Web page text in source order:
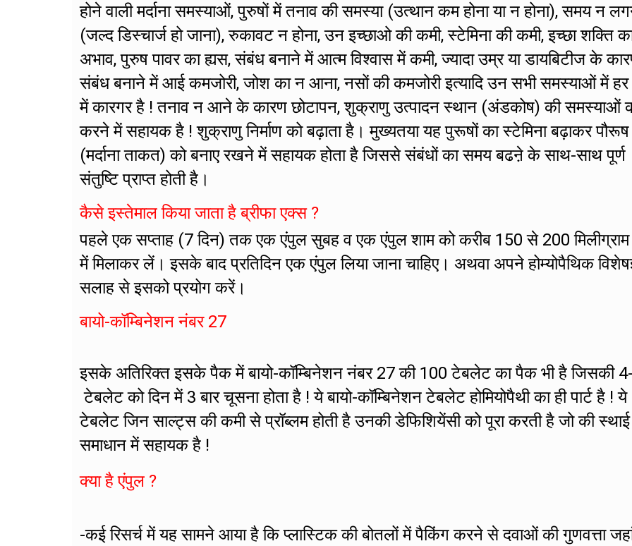
होने वाली मर्दाना समस्याओं, पुरुषों में तनाव की समस्या (उत्थान कम होना या न होना), समय न
(जल्द डिस्चार्ज हो जाना), रुकावट न होना, उन इच्छाओ की कमी, स्टेमिना की कमी, इच्छा शक्ति
अभाव, पुरुष पावर का ह्यस, संबंध बनाने में आत्म विश्वास में कमी, ज्यादा उम्र या डायबिटीज के
संबंध बनाने में आई कमजोरी, जोश का न आना, नसों की कमजोरी इत्यादि उन सभी समस्याओं में
में कारगर है ! तनाव न आने के कारण छोटापन, शुक्राणु उत्पादन स्थान (अंडकोष) की समस्याओं
करने में सहायक है ! शुक्राणु निर्माण को बढ़ाता है। मुख्यतया यह पुरूषों का स्टेमिना बढ़ाकर पौरूष
(मर्दाना ताकत) को बनाए रखने में सहायक होता है जिससे संबंधों का समय बढऩे के साथ-साथ पूर्ण
संतुष्टि प्राप्त होती है।
कैसे इस्तेमाल किया जाता है ब्रीफा एक्स ?
पहले एक सप्ताह (7 दिन) तक एक एंपुल सुबह व एक एंपुल शाम को करीब 150 से 200 मिलीग्राम
में मिलाकर लें। इसके बाद प्रतिदिन एक एंपुल लिया जाना चाहिए। अथवा अपने होम्योपैथिक
सलाह से इसको प्रयोग करें।
बायो-कॉम्बिनेशन नंबर 27
इसके अतिरिक्त इसके पैक में बायो-कॉम्बिनेशन नंबर 27 की 100 टेबलेट का पैक भी है जिसकी
टेबलेट को दिन में 3 बार चूसना होता है ! ये बायो-कॉम्बिनेशन टेबलेट होमियोपैथी का ही पार्ट है ! ये
टेबलेट जिन साल्ट्स की कमी से प्रॉब्लम होती है उनकी डेफिशियेंसी को पूरा करती है जो की स्थाई
समाधान में सहायक है !
क्या है एंपुल ?
-कई रिसर्च में यह सामने आया है कि प्लास्टिक की बोतलों में पैकिंग करने से दवाओं की गुणवत्ता